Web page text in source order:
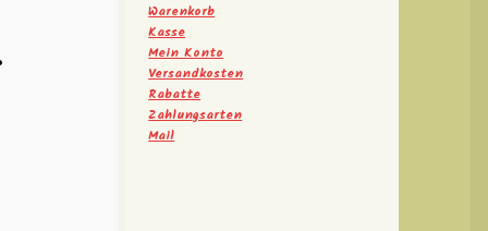
Warenkorb
Kasse
Mein Konto
Versandkosten
Rabatte
Zahlungsarten
Mail